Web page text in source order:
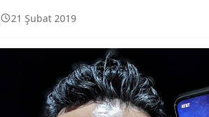
21 Şubat 2019